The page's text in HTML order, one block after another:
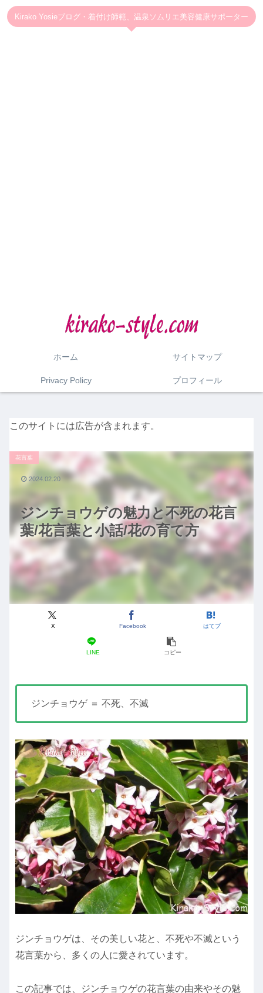
Kirako Yosieブログ・着付け師範、温泉ソムリエ美容健康サポーター
ホーム サイトマップ
Privacy Policy プロフィール
このサイトには広告が含まれます。
ジンチョウゲの魅力と不死の花言
葉/花言葉と小話/花の育て方
花言葉
X Facebook はてブ
LINE コピー
2024.02.20
ジンチョウゲ ＝ 不死、不滅
ジンチョウゲは、その美しい花と、不死や不滅という
花言葉から、多くの人に愛されています。
この記事では、ジンチョウゲの花言葉の由来やその魅